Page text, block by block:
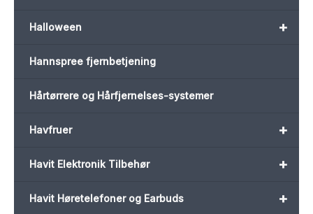
+
Halloween
Hannspree fjernbetjening
Hårtørrere og Hårfjernelses-systemer
+
Havfruer
+
Havit Elektronik Tilbehør
+
Havit Høretelefoner og Earbuds